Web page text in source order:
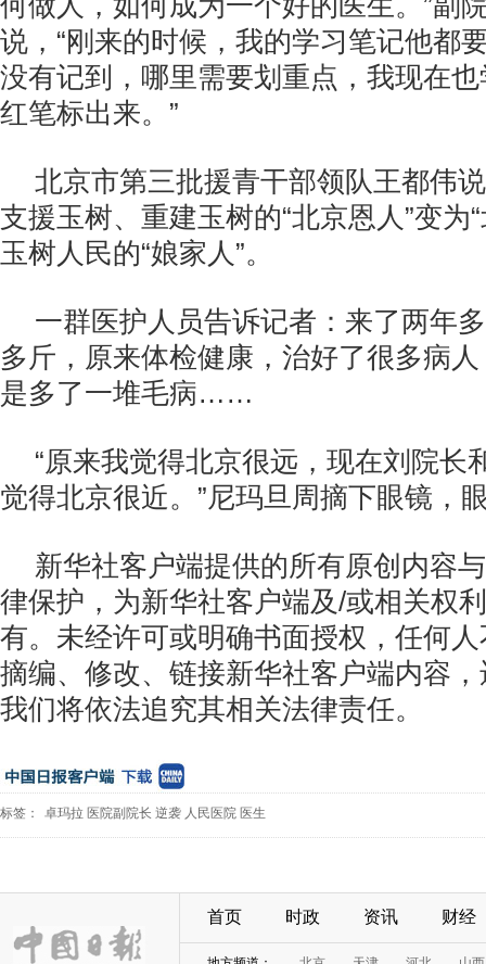
说，“刚来的时候，我的学习笔记他都
没有记到，哪里需要划重点，我现在
红笔标出来。”
北京市第三批援青干部领队王都伟
支援玉树、重建玉树的“北京恩人”变为
玉树人民的“娘家人”。
一群医护人员告诉记者：来了两年
多斤，原来体检健康，治好了很多病
是多了一堆毛病……
“原来我觉得北京很远，现在刘院长
觉得北京很近。”尼玛旦周摘下眼镜，
新华社客户端提供的所有原创内容
律保护，为新华社客户端及/或相关权
有。未经许可或明确书面授权，任何
摘编、修改、链接新华社客户端内容
我们将依法追究其相关法律责任。
标签： 卓玛拉 医院副院长 逆袭 人民医院 医生
首页 时政 资讯 财经